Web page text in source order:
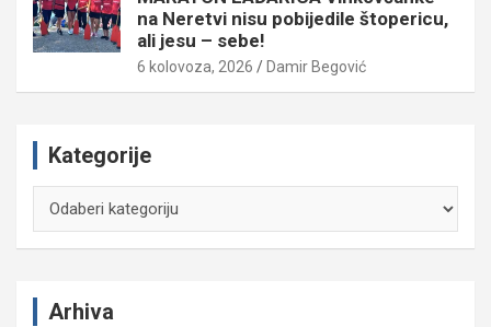
na Neretvi nisu pobijedile štopericu,
ali jesu – sebe!
6 kolovoza, 2026 Damir Begović
Kategorije
Arhiva